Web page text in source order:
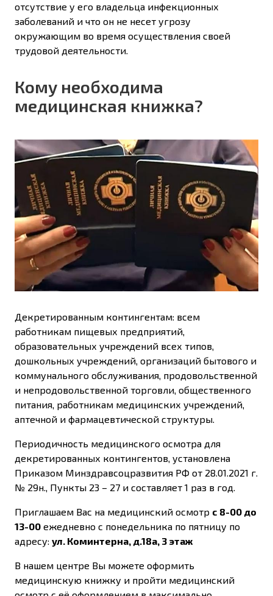
отсутствие у его владельца инфекционных
заболеваний и что он не несет угрозу
окружающим во время осуществления своей
трудовой деятельности.
Кому необходима
медицинская книжка?
Декретированным контингентам: всем
работникам пищевых предприятий,
образовательных учреждений всех типов,
дошкольных учреждений, организаций бытового и
коммунального обслуживания, продовольственной
и непродовольственной торговли, общественного
питания, работникам медицинских учреждений,
аптечной и фармацевтической структуры.
Периодичность медицинского осмотра для
декретированных контингентов, установлена
Приказом Минздравсоцразвития РФ от 28.01.2021 г.
№ 29н., Пункты 23 – 27 и составляет 1 раз в год.
Приглашаем Вас на медицинский осмотр с 8-00 до
13-00 ежедневно с понедельника по пятницу по
адресу: ул. Коминтерна, д.18а, 3 этаж
В нашем центре Вы можете оформить
медицинскую книжку и пройти медицинский